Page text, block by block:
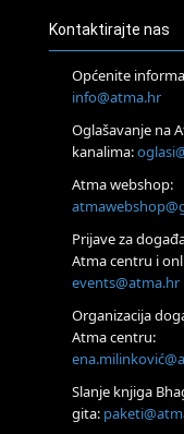
Pjesma srca / Zagreb
Tečaj Višeg
Online
Postanite Nositelj
Visoko
Alemka
konstelacija
Zagreb
HOD PO
SoulFest –
Zagreb
Access BARS®
Kontaktirajte nas
Općenite
info@atma.hr
Oglašavanje na
kanalima:
Atma webshop:
Prijave za
Atma centru i
events@atma.hr
Organizacija
Atma centru:
Slanje knjiga
gita: